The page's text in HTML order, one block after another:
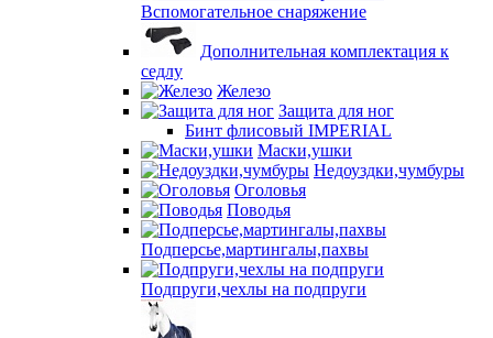
Вспомогательное снаряжение
Дополнительная комплектация к
седлу
Железо
Защита для ног
Бинт флисовый IMPERIAL
Маски,ушки
Недоуздки,чумбуры
Оголовья
Поводья
Подперсье,мартингалы,пахвы
Подпруги,чехлы на подпруги